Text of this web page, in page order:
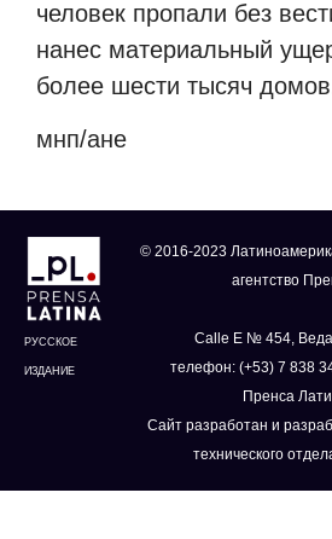
человек пропали без
нанес материальный
более шести тысяч
мнп/ане
РУССКОЕ
ИЗДАНИЕ
© 2016-2023
агентство
Calle E № 454,
телефон: (+53) 7 838
Пренса
Сайт разработан и
технического